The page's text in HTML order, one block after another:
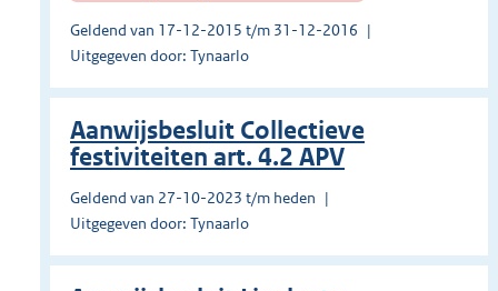
Geldend van 17-12-2015 t/m 31-12-2016
Uitgegeven door: Tynaarlo
Aanwijsbesluit Collectieve
festiviteiten art. 4.2 APV
Geldend van 27-10-2023 t/m heden
Uitgegeven door: Tynaarlo